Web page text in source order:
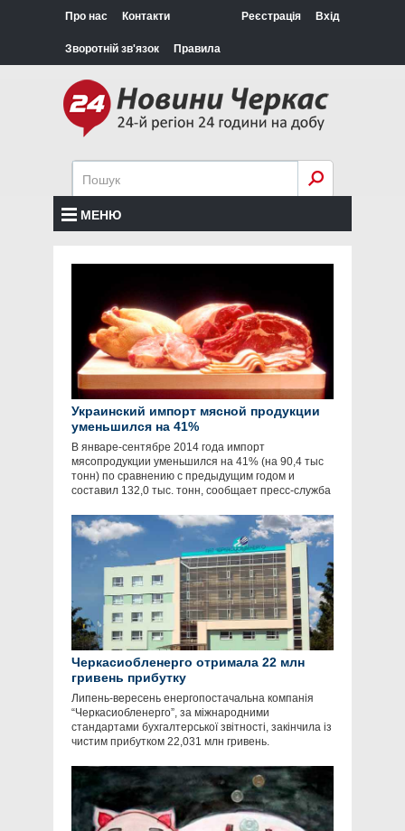
Про нас Контакти
Зворотній зв'язок Правила
Реєстрація Вхід
МЕНЮ
Украинский импорт мясной продукции
уменьшился на 41%
В январе-сентябре 2014 года импорт
мясопродукции уменьшился на 41% (на 90,4 тыс
тонн) по сравнению с предыдущим годом и
составил 132,0 тыс. тонн, сообщает пресс-служба
Черкасиобленерго отримала 22 млн
гривень прибутку
Липень-вересень енергопостачальна компанія
“Черкасиобленерго”, за міжнародними
стандартами бухгалтерської звітності, закінчила із
чистим прибутком 22,031 млн гривень.